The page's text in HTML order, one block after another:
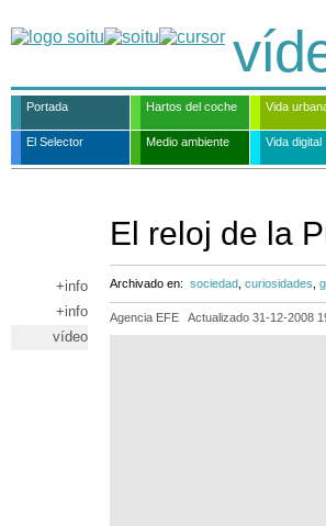
Portada Hartos del coche Vida
El Selector Medio ambiente Vida digital
+info
+info
vídeo
El reloj de la
Archivado en: sociedad curiosidades
Agencia EFE Actualizado 31-12-2008